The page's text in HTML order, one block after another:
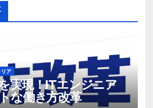
リア
実現！ITエンジニア
な働き方改革